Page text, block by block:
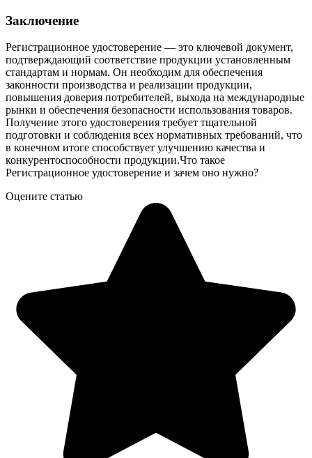
Заключение
Регистрационное удостоверение — это ключевой документ,
подтверждающий соответствие продукции установленным
стандартам и нормам. Он необходим для обеспечения
законности производства и реализации продукции,
повышения доверия потребителей, выхода на международные
рынки и обеспечения безопасности использования товаров.
Получение этого удостоверения требует тщательной
подготовки и соблюдения всех нормативных требований, что
в конечном итоге способствует улучшению качества и
конкурентоспособности продукции.Что такое
Регистрационное удостоверение и зачем оно нужно?
Оцените статью